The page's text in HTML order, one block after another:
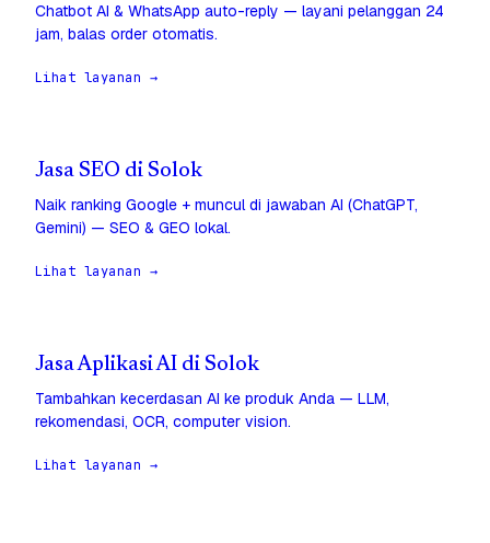
Chatbot AI & WhatsApp auto-reply — layani pelanggan 24
jam, balas order otomatis.
Lihat layanan →
Jasa SEO di Solok
Naik ranking Google + muncul di jawaban AI (ChatGPT,
Gemini) — SEO & GEO lokal.
Lihat layanan →
Jasa Aplikasi AI di Solok
Tambahkan kecerdasan AI ke produk Anda — LLM,
rekomendasi, OCR, computer vision.
Lihat layanan →